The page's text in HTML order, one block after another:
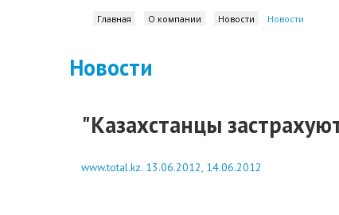
Главная О компании Новости Новости
Новости
"Казахстанцы
www.total.kz. 13.06.2012, 14.06.2012